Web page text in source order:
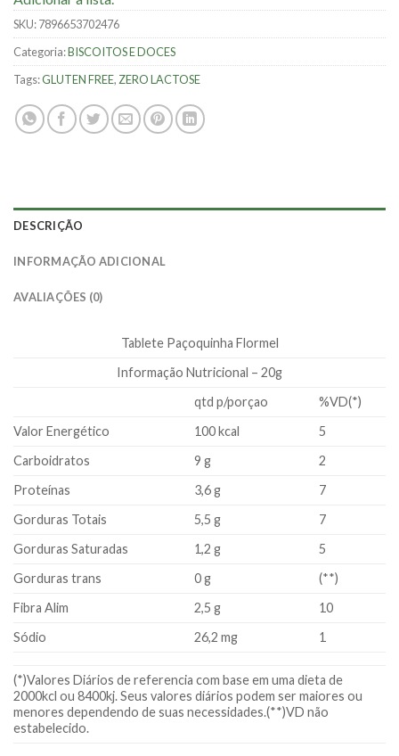
SKU:7896653702476
Categoria:BISCOITOS E DOCES
Tags:GLUTEN FREE, ZERO LACTOSE
DESCRIÇÃO
INFORMAÇÃO ADICIONAL
AVALIAÇÕES (0)
Tablete Paçoquinha Flormel
Informação Nutricional – 20g
qtd p/porçao
%VD(*)
Valor Energético
100 kcal
5
Carboidratos
9 g
2
Proteínas
3,6 g
7
Gorduras Totais
5,5 g
7
Gorduras Saturadas
1,2 g
5
Gorduras trans
0 g
(**)
Fibra Alim
2,5 g
10
Sódio
26,2 mg 1
(*)Valores Diários de referencia com base em uma dieta de
2000kcl ou 8400kj. Seus valores diários podem ser maiores ou
menores dependendo de suas necessidades.(**)VD não
estabelecido.